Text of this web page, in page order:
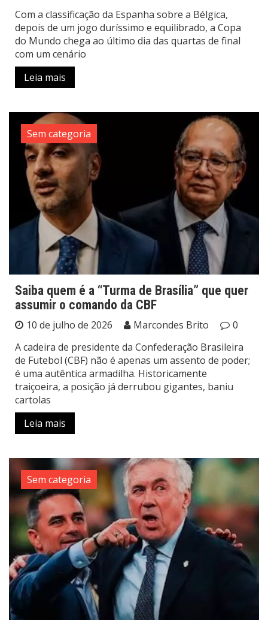
Com a classificação da Espanha sobre a Bélgica,
depois de um jogo duríssimo e equilibrado, a Copa
do Mundo chega ao último dia das quartas de final
com um cenário
Leia mais
Sem categoria
Saiba quem é a “Turma de Brasília” que quer
assumir o comando da CBF
10 de julho de 2026 Marcondes Brito
0
A cadeira de presidente da Confederação Brasileira
de Futebol (CBF) não é apenas um assento de poder;
é uma autêntica armadilha. Historicamente
traiçoeira, a posição já derrubou gigantes, baniu
cartolas
Leia mais
Sem categoria